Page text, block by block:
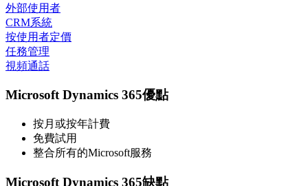
外部使用者
CRM系統
按使用者定價
任務管理
視頻通話
Microsoft Dynamics 365優點
按月或按年計費
免費試用
整合所有的Microsoft服務
Microsoft Dynamics 365缺點